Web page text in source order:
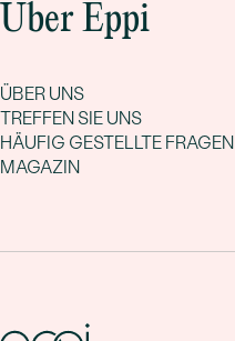
Über Eppi
ÜBER UNS
TREFFEN SIE UNS
HÄUFIG GESTELLTE FRAGEN
MAGAZIN